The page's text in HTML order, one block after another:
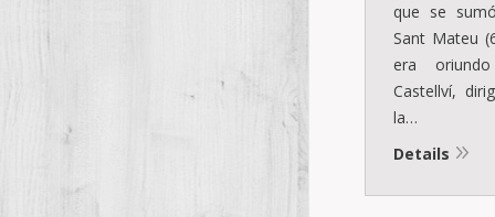
que se
Sant Mateu
era
Castellví,
la…
Details